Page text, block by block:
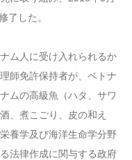
了した。
ム人に受け入れられるか
師免許保持者が、ベトナ
ムの高級魚（ハタ、サワ
、煮こごり、皮の和え
養学及び海洋生命学分野
法律作成に関与する政府